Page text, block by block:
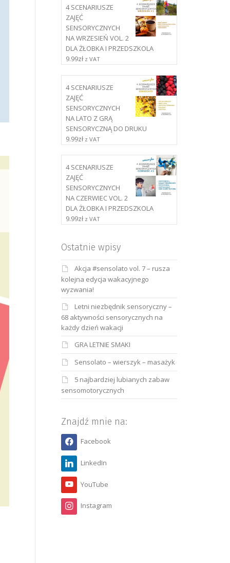
4 SCENARIUSZE
ZAJĘĆ
SENSORYCZNYCH
NA WRZESIEŃ VOL. 2
DLA ŻŁOBKA I PRZEDSZKOLA
9.99zł z VAT
4 SCENARIUSZE
ZAJĘĆ
SENSORYCZNYCH
NA LATO Z GRĄ
SENSORYCZNĄ DO DRUKU
9.99zł z VAT
4 SCENARIUSZE
ZAJĘĆ
SENSORYCZNYCH
NA CZERWIEC VOL. 2
DLA ŻŁOBKA I PRZEDSZKOLA
9.99zł z VAT
Ostatnie wpisy
Akcja #sensolato vol. 7 – rusza
kolejna edycja wakacyjnego
wyzwania!
Letni niezbędnik sensoryczny –
68 aktywności sensorycznych na
każdy dzień wakacji
GRA LETNIE SMAKI
Sensolato – wierszyk – masażyk
5 najbardziej lubianych zabaw
sensomotorycznych
Znajdź mnie na:
Facebook
LinkedIn
YouTube
Instagram